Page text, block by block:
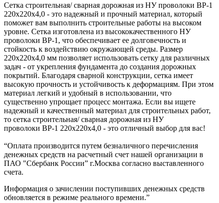
Сетка строительная/ сварная дорожная из НУ проволоки ВР-1
220х220х4,0 - это надежный и прочный материал, который
поможет вам выполнить строительные работы на высоком
уровне. Сетка изготовлена из высококачественного НУ
проволоки ВР-1, что обеспечивает ее долговечность и
стойкость к воздействию окружающей среды. Размер
220х220х4,0 мм позволяет использовать сетку для различных
задач - от укрепления фундамента до создания дорожных
покрытий. Благодаря сварной конструкции, сетка имеет
высокую прочность и устойчивость к деформациям. При этом
материал легкий и удобный в использовании, что
существенно упрощает процесс монтажа. Если вы ищете
надежный и качественный материал для строительных работ,
то сетка строительная/ сварная дорожная из НУ
проволоки ВР-1 220х220х4,0 - это отличный выбор для вас!
“Оплата производится путем безналичного перечисления
денежных средств на расчетный счет нашей организации в
ПАО "Сбербанк России” г.Москва согласно выставленного
счета.
Информация о зачислении поступивших денежных средств
обновляется в режиме реального времени.”